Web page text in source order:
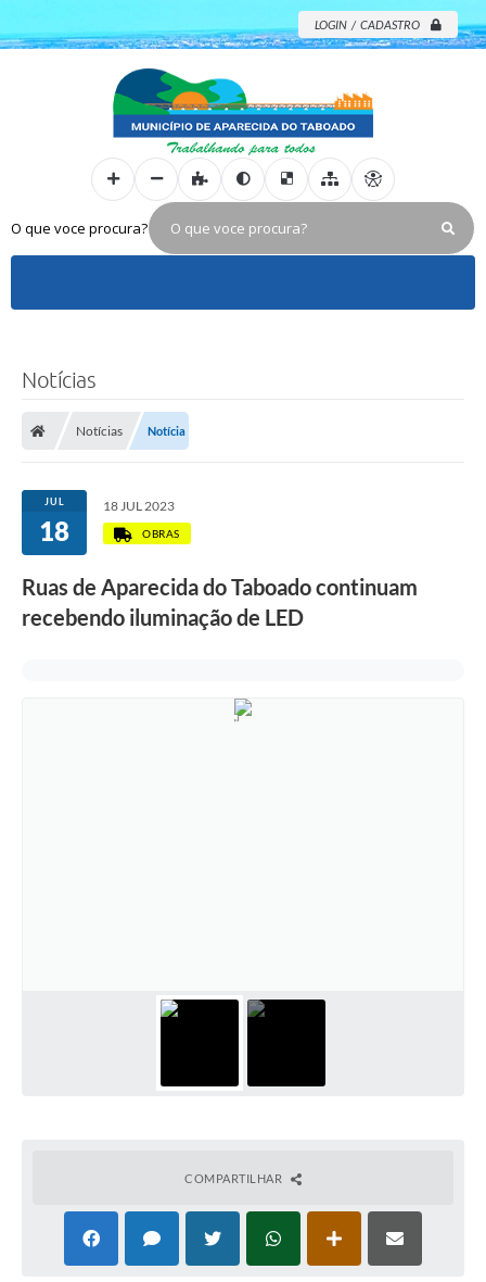
LOGIN / CADASTRO
O que voce procura?
Notícias
Notícias Notícia
JUL
18
18 JUL 2023
OBRAS
Ruas de Aparecida do Taboado continuam
recebendo iluminação de LED
COMPARTILHAR